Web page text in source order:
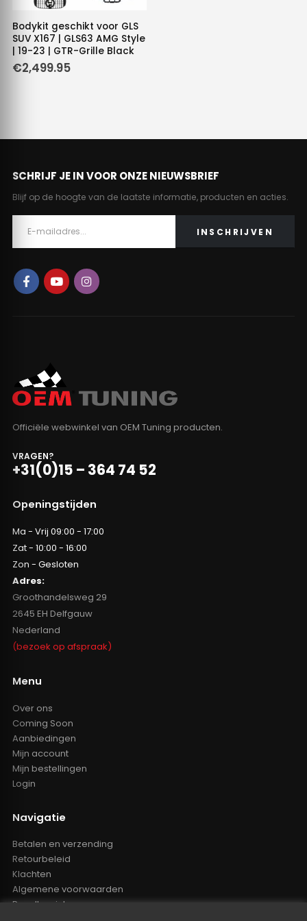
Bodykit geschikt voor GLS
SUV X167 | GLS63 AMG Style
| 19-23 | GTR-Grille Black
€2,499.95
SCHRIJF JE IN VOOR ONZE NIEUWSBRIEF
Blijf op de hoogte van de laatste informatie, producten en acties.
Officiële webwinkel van OEM Tuning producten.
VRAGEN?
+31(0)15 – 364 74 52
Openingstijden
Ma - Vrij 09:00 - 17:00
Zat - 10:00 - 16:00
Zon - Gesloten
Adres:
Groothandelsweg 29
2645 EH Delfgauw
Nederland
(bezoek op afspraak)
Menu
Over ons
Coming Soon
Aanbiedingen
Mijn account
Mijn bestellingen
Login
Navigatie
Betalen en verzending
Retourbeleid
Klachten
Algemene voorwaarden
Resellers inlog